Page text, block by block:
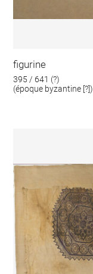
figurine
395 / 641 (?)
(époque byzantine [?])